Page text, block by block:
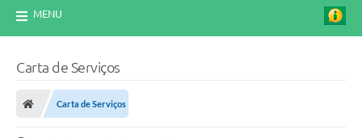
MENU
Carta de Serviços
Carta de Serviços